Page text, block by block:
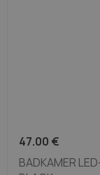
47.00 €
BADKAMER